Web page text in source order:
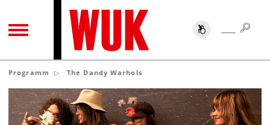
TOGGLE NAVIGATION SUCHE
Programm The Dandy Warhols